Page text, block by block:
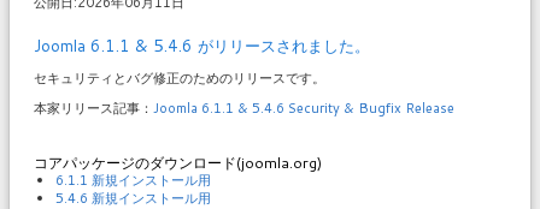
Joomla 6.1.1 & 5.4.6 がリリースされました。
セキュリティとバグ修正のためのリリースです。
本家リリース記事： Joomla 6.1.1 & 5.4.6 Security & Bugfix Release
コアパッケージのダウンロード(joomla.org)
6.1.1 新規インストール用
5.4.6 新規インストール用